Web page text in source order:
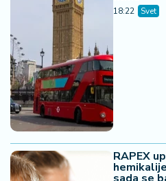
18:22 Svet
RAPEX